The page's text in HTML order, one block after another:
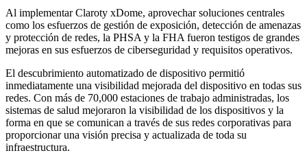
Al implementar Claroty xDome, aprovechar soluciones centrales
como los esfuerzos de gestión de exposición, detección de amenazas
y protección de redes, la PHSA y la FHA fueron testigos de grandes
mejoras en sus esfuerzos de ciberseguridad y requisitos operativos.
El descubrimiento automatizado de dispositivo permitió
inmediatamente una visibilidad mejorada del dispositivo en todas sus
redes. Con más de 70,000 estaciones de trabajo administradas, los
sistemas de salud mejoraron la visibilidad de los dispositivos y la
forma en que se comunican a través de sus redes corporativas para
proporcionar una visión precisa y actualizada de toda su
infraestructura.